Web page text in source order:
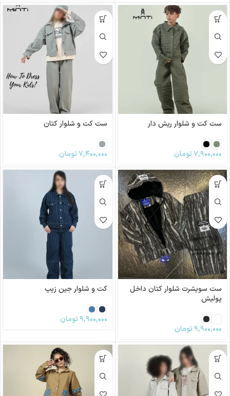
ست کت و شلوار ریش دار
۷,۹۰۰,۰۰۰تومان
ست کت و شلوار کتان
۷,۴۰۰,۰۰۰تومان
ست سویشرت شلوار کتان داخل
پولیش
۹,۹۰۰,۰۰۰تومان
کت و شلوار جین زیپ
۹,۹۰۰,۰۰۰تومان